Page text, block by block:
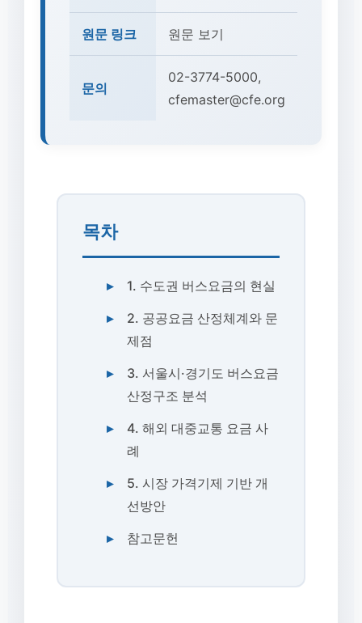
원문 링크 원문 보기
문의
02-3774-5000,
cfemaster@cfe.org
목차
1. 수도권 버스요금의 현실
2. 공공요금 산정체계와 문
제점
3. 서울시·경기도 버스요금
산정구조 분석
4. 해외 대중교통 요금 사
례
5. 시장 가격기제 기반 개
선방안
참고문헌